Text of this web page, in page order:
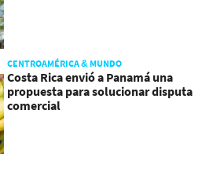
CENTROAMÉRICA & MUNDO
Costa Rica envió a Panamá una
propuesta para solucionar disputa
comercial